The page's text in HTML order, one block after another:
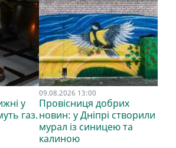
у
газ.
09.08.2026 13:00
Провісниця добрих
новин: у Дніпрі створили
мурал із синицею та
калиною